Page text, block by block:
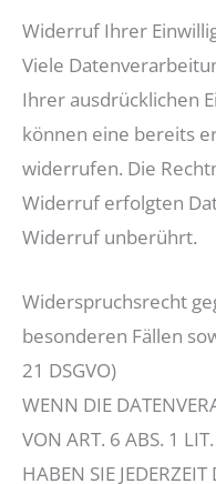
Widerruf Ihrer
Viele
Ihrer ausdrücklichen
können eine bereits
widerrufen. Die
Widerruf erfolgten
Widerruf unberührt.
Widerspruchsrecht
besonderen Fällen
21 DSGVO)
WENN DIE
VON ART. 6 ABS. 1
HABEN SIE